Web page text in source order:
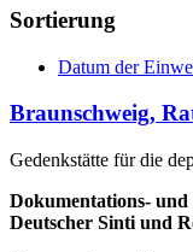
Sortierung
Datum der
Braunschweig,
Gedenkstätte für die
Dokumentations-
Deutscher Sinti und